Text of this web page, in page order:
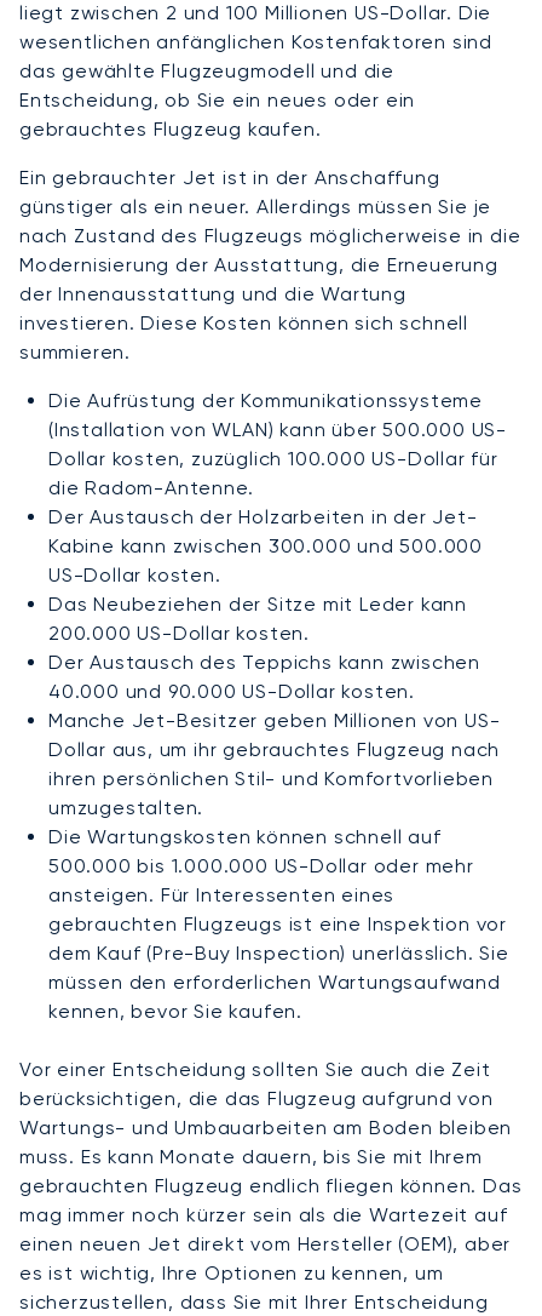
liegt zwischen 2 und 100 Millionen US-Dollar. Die
wesentlichen anfänglichen Kostenfaktoren sind
das gewählte Flugzeugmodell und die
Entscheidung, ob Sie ein neues oder ein
gebrauchtes Flugzeug kaufen.
Ein gebrauchter Jet ist in der Anschaffung
günstiger als ein neuer. Allerdings müssen Sie je
nach Zustand des Flugzeugs möglicherweise in die
Modernisierung der Ausstattung, die Erneuerung
der Innenausstattung und die Wartung
investieren. Diese Kosten können sich schnell
summieren.
Die Aufrüstung der Kommunikationssysteme
(Installation von WLAN) kann über 500.000 US-
Dollar kosten, zuzüglich 100.000 US-Dollar für
die Radom-Antenne.
Der Austausch der Holzarbeiten in der Jet-
Kabine kann zwischen 300.000 und 500.000
US-Dollar kosten.
Das Neubeziehen der Sitze mit Leder kann
200.000 US-Dollar kosten.
Der Austausch des Teppichs kann zwischen
40.000 und 90.000 US-Dollar kosten.
Manche Jet-Besitzer geben Millionen von US-
Dollar aus, um ihr gebrauchtes Flugzeug nach
ihren persönlichen Stil- und Komfortvorlieben
umzugestalten.
Die Wartungskosten können schnell auf
500.000 bis 1.000.000 US-Dollar oder mehr
ansteigen. Für Interessenten eines
gebrauchten Flugzeugs ist eine Inspektion vor
dem Kauf (Pre-Buy Inspection) unerlässlich. Sie
müssen den erforderlichen Wartungsaufwand
kennen, bevor Sie kaufen.
Vor einer Entscheidung sollten Sie auch die Zeit
berücksichtigen, die das Flugzeug aufgrund von
Wartungs- und Umbauarbeiten am Boden bleiben
muss. Es kann Monate dauern, bis Sie mit Ihrem
gebrauchten Flugzeug endlich fliegen können. Das
mag immer noch kürzer sein als die Wartezeit auf
einen neuen Jet direkt vom Hersteller (OEM), aber
es ist wichtig, Ihre Optionen zu kennen, um
sicherzustellen, dass Sie mit Ihrer Entscheidung